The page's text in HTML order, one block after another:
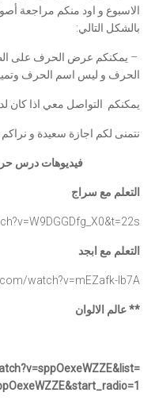
الاسبوع و اود منكم مراجعة
بالشكل التالي:
– يمكنكم عرض الحرف على
الحرف و ليس اسم الحرف
يمكنكم التواصل معي اذا كان
نتمنى لكم اجازة سعيدة و نراكم
فيديوهات درس حرف
التعلم مع سراج
v=W9DGGDfg_X0&t=22s
التعلم مع ابجد
watch?v=mEZafk-lb7A
** عالم الالوان
v=sppOexeWZZE&list=